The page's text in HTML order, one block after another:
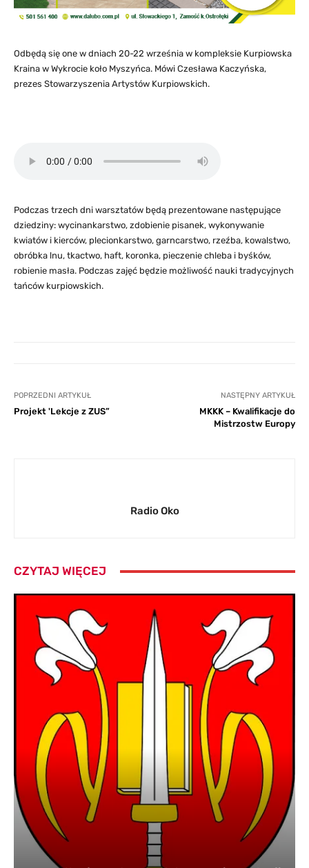
Odbędą się one w dniach 20-22 września w kompleksie Kurpiowska
Kraina w Wykrocie koło Myszyńca. Mówi Czesława Kaczyńska,
prezes Stowarzyszenia Artystów Kurpiowskich.
Podczas trzech dni warsztatów będą prezentowane następujące
dziedziny: wycinankarstwo, zdobienie pisanek, wykonywanie
kwiatów i kierców, plecionkarstwo, garncarstwo, rzeźba, kowalstwo,
obróbka lnu, tkactwo, haft, koronka, pieczenie chleba i byśków,
robienie masła. Podczas zajęć będzie możliwość nauki tradycyjnych
tańców kurpiowskich.
POPRZEDNI ARTYKUŁ
Projekt 'Lekcje z ZUS”
NASTĘPNY ARTYKUŁ
MKKK – Kwalifikacje do
Mistrzostw Europy
Radio Oko
CZYTAJ WIĘCEJ